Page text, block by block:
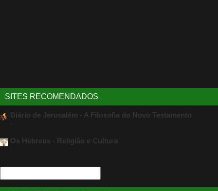
SITES RECOMENDADOS
Diário de Jerusalém - A Filosofia do Novo Testamento
-
Os Hebreus - Religião e Cultura
-